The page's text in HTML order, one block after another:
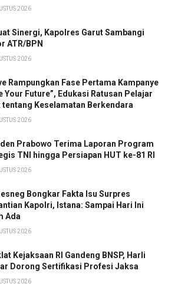
2026
Sinergi, Kapolres Garut Sambangi
ATR/BPN
2026
Rampungkan Fase Pertama Kampanye
Your Future”, Edukasi Ratusan Pelajar
tentang Keselamatan Berkendara
2026
Prabowo Terima Laporan Program
TNI hingga Persiapan HUT ke-81 RI
2026
Bongkar Fakta Isu Surpres
Kapolri, Istana: Sampai Hari Ini
Ada
2026
Kejaksaan RI Gandeng BNSP, Harli
Dorong Sertifikasi Profesi Jaksa
2026